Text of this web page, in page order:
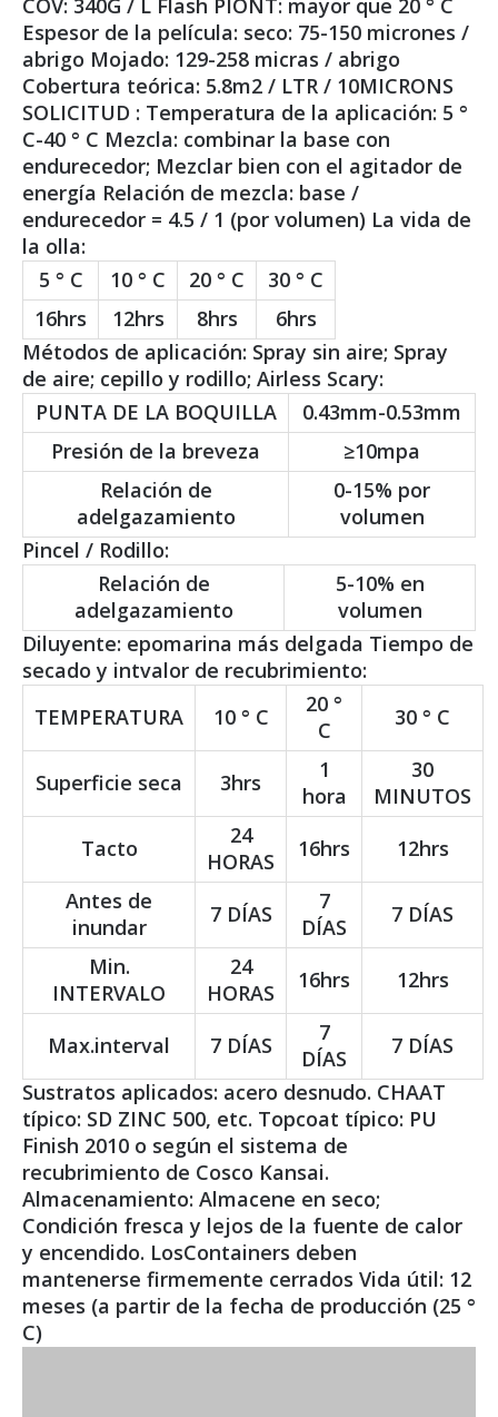
COV: 340G / L Flash PIONT: mayor que 20 ° C
Espesor de la película: seco: 75-150 micrones /
abrigo Mojado: 129-258 micras / abrigo
Cobertura teórica: 5.8m2 / LTR / 10MICRONS
SOLICITUD : Temperatura de la aplicación: 5 °
C-40 ° C Mezcla: combinar la base con
endurecedor; Mezclar bien con el agitador de
energía Relación de mezcla: base /
endurecedor = 4.5 / 1 (por volumen) La vida de
la olla:
5 ° C
10 ° C 20 ° C
30 ° C
16hrs
12hrs 8hrs
6hrs
Métodos de aplicación: Spray sin aire; Spray
de aire; cepillo y rodillo; Airless Scary:
PUNTA DE LA BOQUILLA
0.43mm-0.53mm
Presión de la breveza
≥10mpa
Relación de
adelgazamiento
0-15% por
volumen
Pincel / Rodillo:
Relación de
adelgazamiento
5-10% en
volumen
Diluyente: epomarina más delgada Tiempo de
secado y intvalor de recubrimiento:
TEMPERATURA
10 ° C
20 °
C
30 ° C
Superficie seca 3hrs
1
hora
30
MINUTOS
Tacto
24
HORAS
16hrs
12hrs
Antes de
inundar
7 DÍAS
7
DÍAS
7 DÍAS
Min.
INTERVALO
24
HORAS
16hrs 12hrs
Max.interval 7 DÍAS
7
DÍAS
7 DÍAS
Sustratos aplicados: acero desnudo. CHAAT
típico: SD ZINC 500, etc. Topcoat típico: PU
Finish 2010 o según el sistema de
recubrimiento de Cosco Kansai.
Almacenamiento: Almacene en seco;
Condición fresca y lejos de la fuente de calor
y encendido. LosContainers deben
mantenerse firmemente cerrados Vida útil: 12
meses (a partir de la fecha de producción (25 °
C)